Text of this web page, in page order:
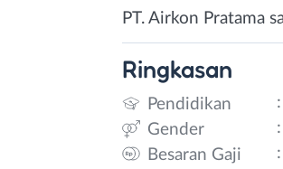
PT. Airkon Pratama
Ringkasan
Pendidikan :
Gender
:
Besaran Gaji
: